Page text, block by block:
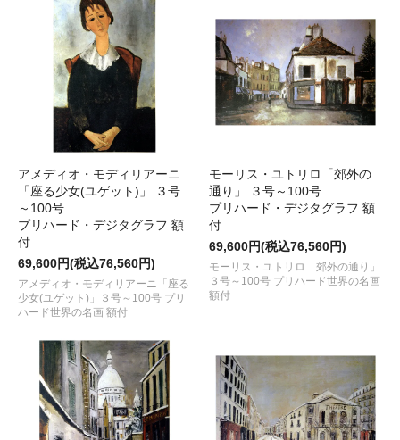
アメディオ・モディリアーニ
「座る少女(ユゲット)」 ３号
～100号
プリハード・デジタグラフ 額
付
69,600円(税込76,560円)
アメディオ・モディリアーニ「座る
少女(ユゲット)」３号～100号 プリ
ハード世界の名画 額付
モーリス・ユトリロ「郊外の
通り」 ３号～100号
プリハード・デジタグラフ 額
付
69,600円(税込76,560円)
モーリス・ユトリロ「郊外の通り」
３号～100号 プリハード世界の名画
額付